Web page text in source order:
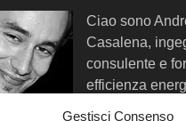
Gestisci Consenso
Ciao sono
Casalena,
consulente e
efficienza